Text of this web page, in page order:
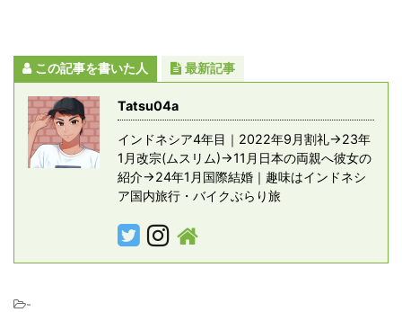
この記事を書いた人 最新記事
Tatsu04a
インドネシア4年目｜2022年9月割礼→23年
1月改宗(ムスリム)→11月日本の両親へ彼女の
紹介→24年1月国際結婚｜趣味はインドネシ
ア国内旅行・バイクぶらり旅
-